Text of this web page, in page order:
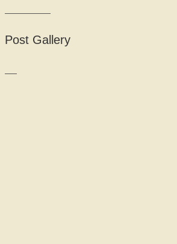
Post Gallery